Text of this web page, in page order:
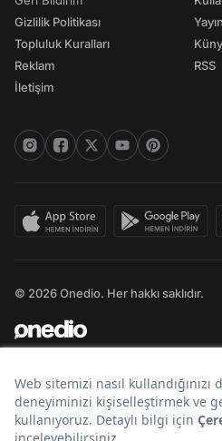
Gizlilik Politikası
Topluluk Kuralları
Reklam
İletişim
RSS
© 2026 Onedio. Her hakkı saklıdır.
Bir